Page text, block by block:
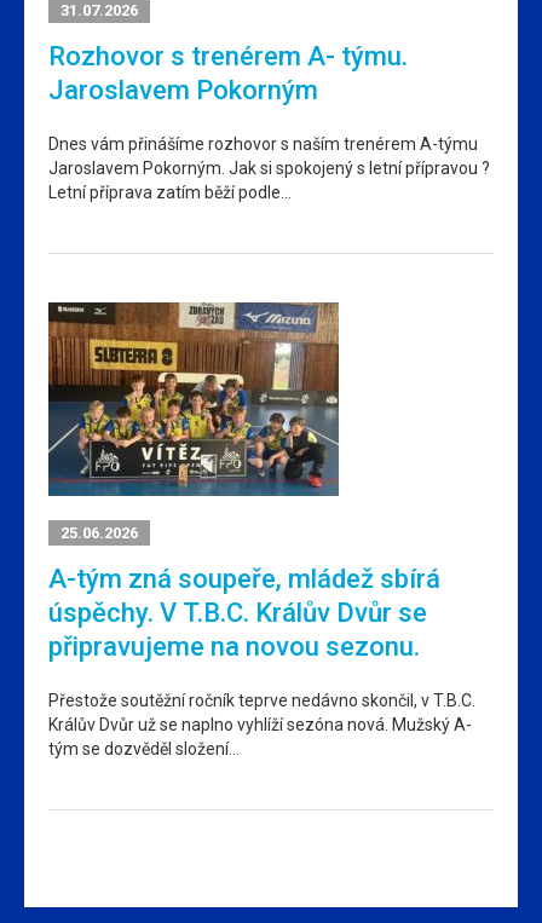
31.07.2026
Rozhovor s trenérem A- týmu.
Jaroslavem Pokorným
Dnes vám přinášíme rozhovor s naším trenérem A-týmu
Jaroslavem Pokorným. Jak si spokojený s letní přípravou ?
Letní příprava zatím běží podle…
25.06.2026
A-tým zná soupeře, mládež sbírá
úspěchy. V T.B.C. Králův Dvůr se
připravujeme na novou sezonu.
Přestože soutěžní ročník teprve nedávno skončil, v T.B.C.
Králův Dvůr už se naplno vyhlíží sezóna nová. Mužský A-
tým se dozvěděl složení…